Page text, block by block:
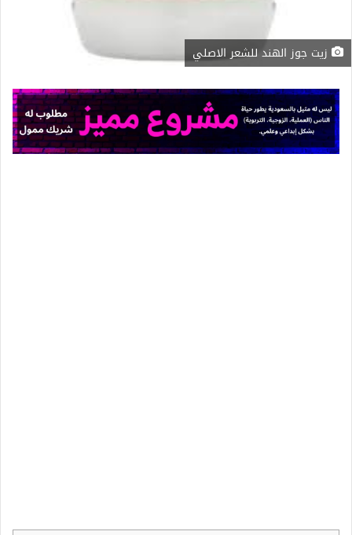
زيت جوز الهند للشعر الاصلي